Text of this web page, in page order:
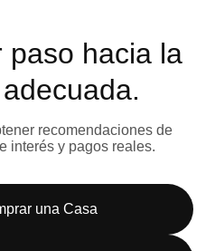
paso hacia la
recomendaciones de
interés y pagos reales.
una Casa